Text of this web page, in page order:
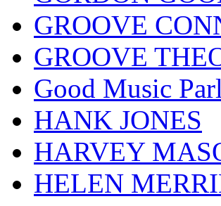
GROOVE
GROOVE
Good Music
HANK JONES
HARVEY
HELEN